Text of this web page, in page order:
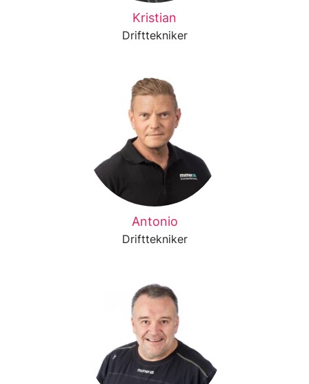
Kristian
Drifttekniker
Antonio
Drifttekniker